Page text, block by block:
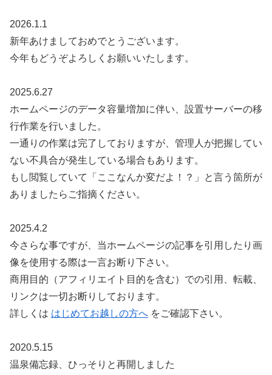
2026.1.1
新年あけましておめでとうございます。
今年もどうぞよろしくお願いいたします。
2025.6.27
ホームページのデータ容量増加に伴い、設置サーバーの移
行作業を行いました。
一通りの作業は完了しておりますが、管理人が把握してい
ない不具合が発生している場合もあります。
もし閲覧していて「ここなんか変だよ！？」と言う箇所が
ありましたらご指摘ください。
2025.4.2
今さらな事ですが、当ホームページの記事を引用したり画
像を使用する際は一言お断り下さい。
商用目的（アフィリエイト目的を含む）での引用、転載、
リンクは一切お断りしております。
詳しくは はじめてお越しの方へ をご確認下さい。
2020.5.15
温泉備忘録、ひっそりと再開しました